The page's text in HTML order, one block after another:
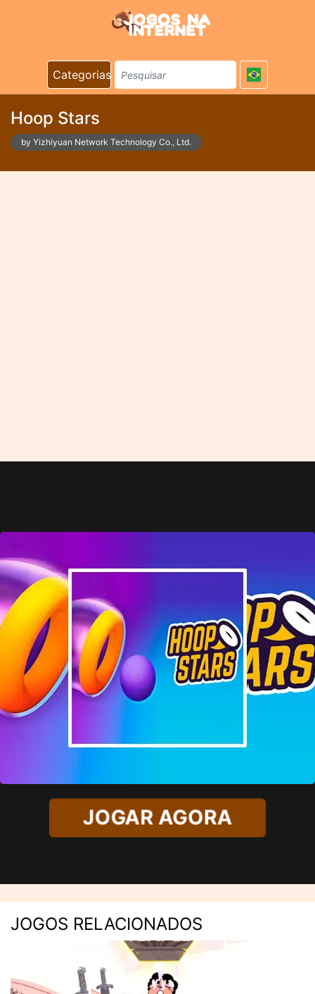
Categorias
Hoop Stars
by Yizhiyuan Network Technology Co., Ltd.
JOGAR AGORA
JOGOS RELACIONADOS